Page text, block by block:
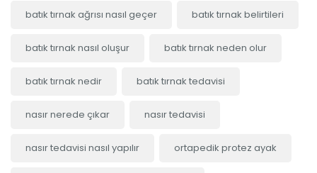
batık tırnak ağrısı nasıl geçer batık tırnak belirtileri
batık tırnak nasıl oluşur batık tırnak neden olur
batık tırnak nedir batık tırnak tedavisi
nasır nerede çıkar nasır tedavisi
nasır tedavisi nasıl yapılır ortapedik protez ayak